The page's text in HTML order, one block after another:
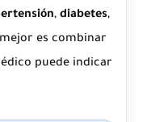
, diabetes,
es combinar
puede indicar